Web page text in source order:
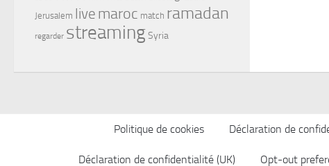
Jerusalem live maroc match ramadan
regarder streamingSyria
Politique de cookies Déclaration de
Déclaration de confidentialité (UK) Opt-out